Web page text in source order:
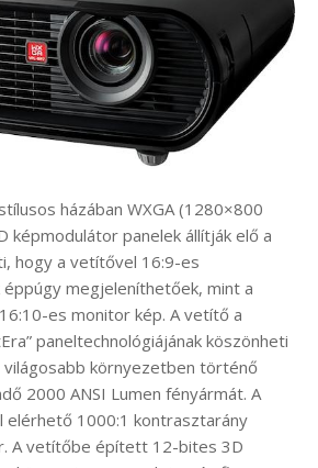
házában WXGA (1280×800
képmodulátor panelek állítják elő a
hogy a vetítővel 16:9-es
megjeleníthetőek, mint a
es monitor kép. A vetítő a
paneltechnológiájának köszönheti
világosabb környezetben történő
2000 ANSI Lumen fényármát. A
elérhető 1000:1 kontrasztarány
A vetítőbe épített 12-bites 3D